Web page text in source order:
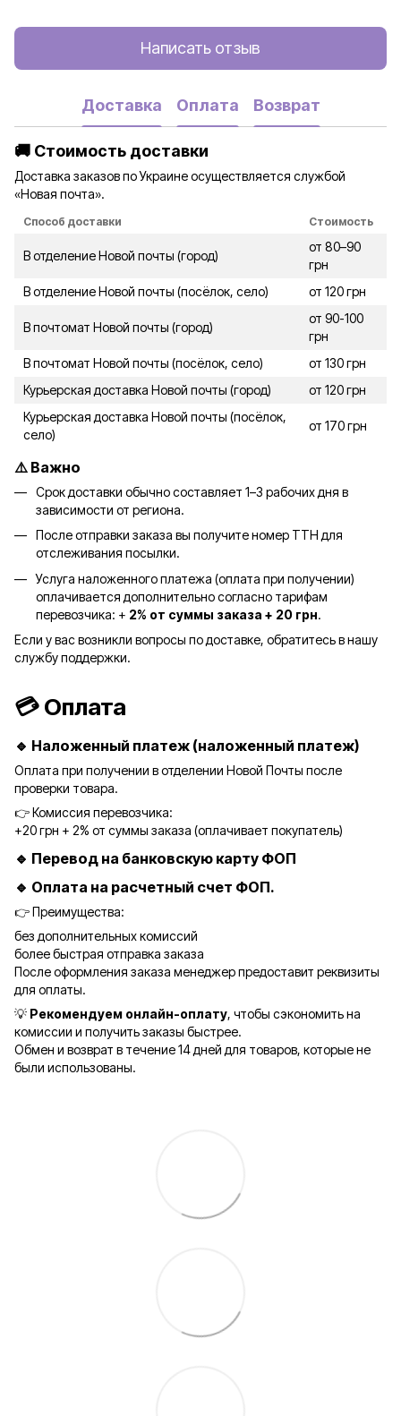
Написать отзыв
Доставка Оплата Возврат
🚚 Стоимость доставки
Доставка заказов по Украине осуществляется службой
«Новая почта».
Способ доставки Стоимость
В отделение Новой почты (город)
от 80–90
грн
В отделение Новой почты (посёлок, село)
от 120 грн
В почтомат Новой почты (город)
от 90-100
грн
В почтомат Новой почты (посёлок, село)
от 130 грн
Курьерская доставка Новой почты (город)
от 120 грн
Курьерская доставка Новой почты (посёлок,
село)
от 170 грн
⚠️ Важно
Срок доставки обычно составляет 1–3 рабочих дня в
зависимости от региона.
После отправки заказа вы получите номер ТТН для
отслеживания посылки.
Услуга наложенного платежа (оплата при получении)
оплачивается дополнительно согласно тарифам
перевозчика: + 2% от суммы заказа + 20 грн.
Если у вас возникли вопросы по доставке, обратитесь в нашу
службу поддержки.
💳 Оплата
🔹 Наложенный платеж (наложенный платеж)
Оплата при получении в отделении Новой Почты после
проверки товара.
👉 Комиссия перевозчика:
+20 грн + 2% от суммы заказа (оплачивает покупатель)
🔹 Перевод на банковскую карту ФОП
🔹 Оплата на расчетный счет ФОП.
👉 Преимущества:
без дополнительных комиссий
более быстрая отправка заказа
После оформления заказа менеджер предоставит реквизиты
для оплаты.
💡 Рекомендуем онлайн-оплату, чтобы сэкономить на
комиссии и получить заказы быстрее.
Обмен и возврат в течение 14 дней для товаров, которые не
были использованы.